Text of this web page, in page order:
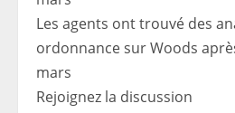
Les agents ont trouvé des
ordonnance sur Woods
mars
Rejoignez la discussion